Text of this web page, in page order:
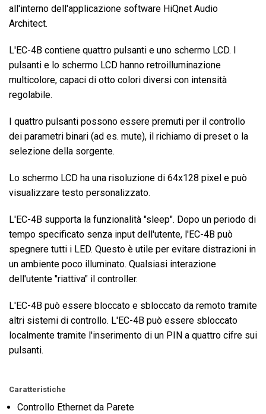
all'interno dell'applicazione software HiQnet Audio
Architect.
L'EC-4B contiene quattro pulsanti e uno schermo LCD. I
pulsanti e lo schermo LCD hanno retroilluminazione
multicolore, capaci di otto colori diversi con intensità
regolabile.
I quattro pulsanti possono essere premuti per il controllo
dei parametri binari (ad es. mute), il richiamo di preset o la
selezione della sorgente.
Lo schermo LCD ha una risoluzione di 64x128 pixel e può
visualizzare testo personalizzato.
L'EC-4B supporta la funzionalità "sleep". Dopo un periodo di
tempo specificato senza input dell'utente, l'EC-4B può
spegnere tutti i LED. Questo è utile per evitare distrazioni in
un ambiente poco illuminato. Qualsiasi interazione
dell'utente "riattiva" il controller.
L'EC-4B può essere bloccato e sbloccato da remoto tramite
altri sistemi di controllo. L'EC-4B può essere sbloccato
localmente tramite l'inserimento di un PIN a quattro cifre sui
pulsanti.
Caratteristiche
Controllo Ethernet da Parete